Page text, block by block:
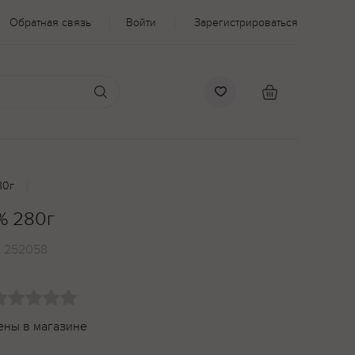
Обратная связь Войти Зарегистрироваться
280г
252058
в магазине